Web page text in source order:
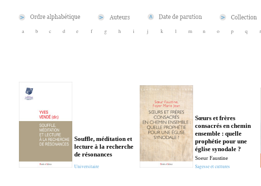
a b c d e f g h i j k l m n o p q r
Souffle, méditation et
lecture à la recherche
de résonances
Universitaire
Sœurs et frères
consacrés en chemin
ensemble : quelle
prophétie pour une
église synodale ?
Soeur Faustine
Sagesse et cultures